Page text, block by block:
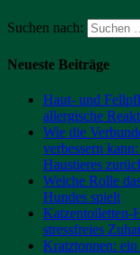
Suchen nach:
Neueste Beiträge
Haut- und
allergische
Wie die
verbessern
Haustieres
Welche Rolle
Hundes spielt
Katzentoiletten-
stressfreies
Kratztonnen: